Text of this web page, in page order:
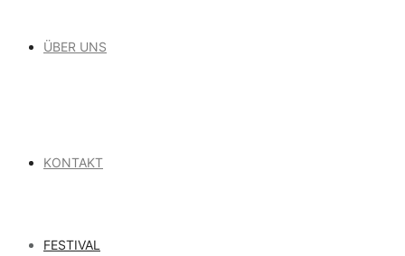
ÜBER UNS
KONTAKT
FESTIVAL